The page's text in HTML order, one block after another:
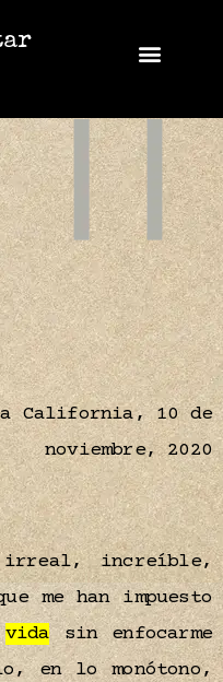
California, 10 de
noviembre, 2020
irreal, increíble,
me han impuesto
vidasin enfocarme
en lo monótono,